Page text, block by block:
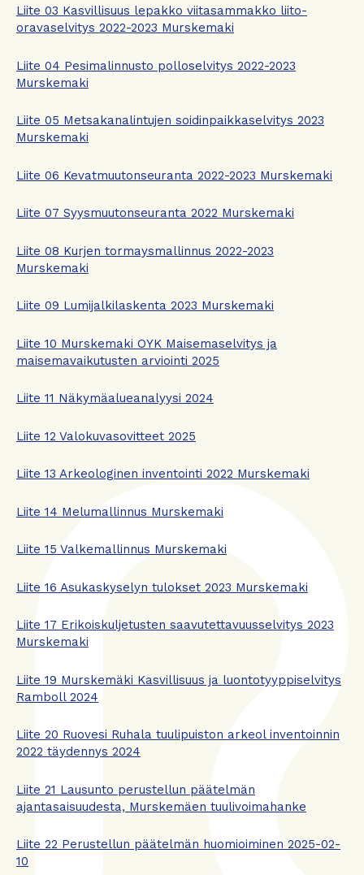
Liite 03 Kasvillisuus lepakko viitasammakko liito-
oravaselvitys 2022-2023 Murskemaki
Liite 04 Pesimalinnusto polloselvitys 2022-2023
Murskemaki
Liite 05 Metsakanalintujen soidinpaikkaselvitys 2023
Murskemaki
Liite 06 Kevatmuutonseuranta 2022-2023 Murskemaki
Liite 07 Syysmuutonseuranta 2022 Murskemaki
Liite 08 Kurjen tormaysmallinnus 2022-2023
Murskemaki
Liite 09 Lumijalkilaskenta 2023 Murskemaki
Liite 10 Murskemaki OYK Maisemaselvitys ja
maisemavaikutusten arviointi 2025
Liite 11 Näkymäalueanalyysi 2024
Liite 12 Valokuvasovitteet 2025
Liite 13 Arkeologinen inventointi 2022 Murskemaki
Liite 14 Melumallinnus Murskemaki
Liite 15 Valkemallinnus Murskemaki
Liite 16 Asukaskyselyn tulokset 2023 Murskemaki
Liite 17 Erikoiskuljetusten saavutettavuusselvitys 2023
Murskemaki
Liite 19 Murskemäki Kasvillisuus ja luontotyyppiselvitys
Ramboll 2024
Liite 20 Ruovesi Ruhala tuulipuiston arkeol inventoinnin
2022 täydennys 2024
Liite 21 Lausunto perustellun päätelmän
ajantasaisuudesta, Murskemäen tuulivoimahanke
Liite 22 Perustellun päätelmän huomioiminen 2025-02-
10